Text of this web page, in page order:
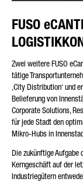
FUSO
Zwei weitere FUSO
tätige
‚City Distribution‘ und
Belieferung von
Corporate Solutions,
für jede Stadt den
Mikro-Hubs in
Die zukünftige
Kerngeschäft auf der
Industriegütern